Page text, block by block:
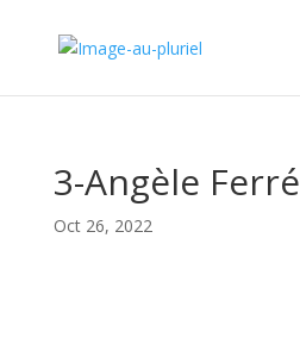
3-Angèle Ferré
Oct 26, 2022